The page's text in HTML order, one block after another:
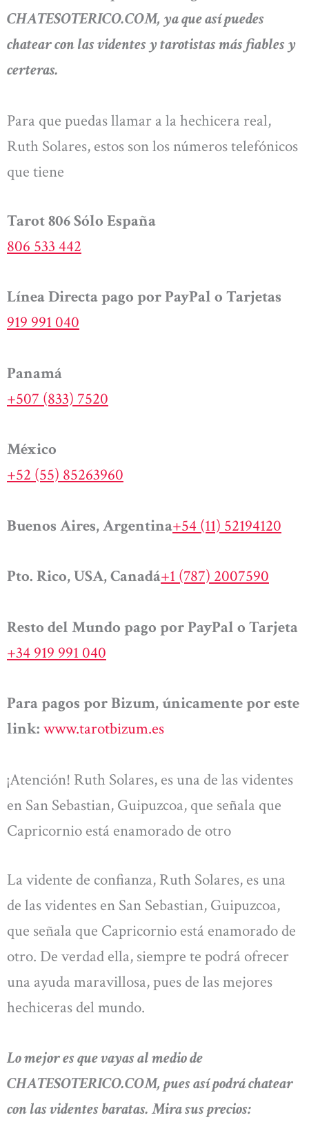
CHATESOTERICO.COM, ya que así puedes
chatear con las videntes y tarotistas más fiables y
certeras.
Para que puedas llamar a la hechicera real,
Ruth Solares, estos son los números telefónicos
que tiene
Tarot 806 Sólo España
806 533 442
Línea Directa pago por PayPal o Tarjetas
919 991 040
Panamá
+507 (833) 7520
México
+52 (55) 85263960
Buenos Aires, Argentina+54 (11) 52194120
Pto. Rico, USA, Canadá+1 (787) 2007590
Resto del Mundo pago por PayPal o Tarjeta
+34 919 991 040
Para pagos por Bizum, únicamente por este
link: www.tarotbizum.es
¡Atención! Ruth Solares, es una de las videntes
en San Sebastian, Guipuzcoa, que señala que
Capricornio está enamorado de otro
La vidente de confianza, Ruth Solares, es una
de las videntes en San Sebastian, Guipuzcoa,
que señala que Capricornio está enamorado de
otro. De verdad ella, siempre te podrá ofrecer
una ayuda maravillosa, pues de las mejores
hechiceras del mundo.
Lo mejor es que vayas al medio de
CHATESOTERICO.COM, pues así podrá chatear
con las videntes baratas. Mira sus precios: